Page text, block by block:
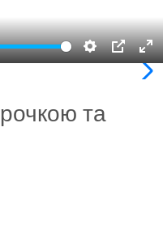
Settings
PIP
та